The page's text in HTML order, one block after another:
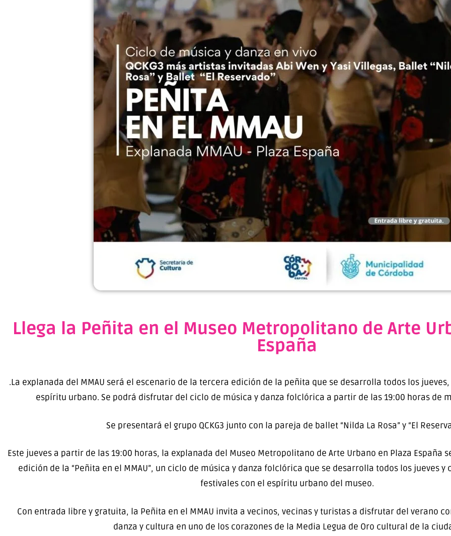
Llega la Peñita en el Museo Metropolitano de Arte
España
.La explanada del MMAU será el escenario de la tercera edición de la peñita que se desarrolla todos los
espíritu urbano. Se podrá disfrutar del ciclo de música y danza folclórica a partir de las 19:00 horas de
Se presentará el grupo QCKG3 junto con la pareja de ballet “Nilda La Rosa” y “El
Este jueves a partir de las 19:00 horas, la explanada del Museo Metropolitano de Arte Urbano en Plaza España
edición de la “Peñita en el MMAU”, un ciclo de música y danza folclórica que se desarrolla todos los jueves
festivales con el espíritu urbano del museo.
Con entrada libre y gratuita, la Peñita en el MMAU invita a vecinos, vecinas y turistas a disfrutar del verano
danza y cultura en uno de los corazones de la Media Legua de Oro cultural de la